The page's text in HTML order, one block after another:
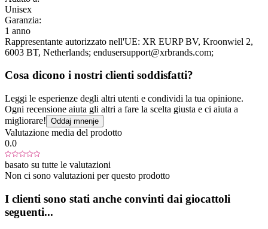
Unisex
Garanzia:
1 anno
Rappresentante autorizzato nell'UE: XR EURP BV, Kroonwiel 2,
6003 BT, Netherlands; endusersupport@xrbrands.com;
Cosa dicono i nostri clienti soddisfatti?
Leggi le esperienze degli altri utenti e condividi la tua opinione.
Ogni recensione aiuta gli altri a fare la scelta giusta e ci aiuta a
migliorare! Oddaj mnenje
Valutazione media del prodotto
0.0
basato su tutte le valutazioni
Non ci sono valutazioni per questo prodotto
I clienti sono stati anche convinti dai giocattoli
seguenti...